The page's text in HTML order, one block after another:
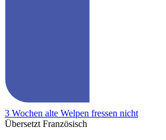
3 Wochen alte Welpen fressen nicht
Übersetzt Französisch